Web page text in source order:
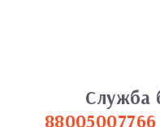
Служба
88005007766